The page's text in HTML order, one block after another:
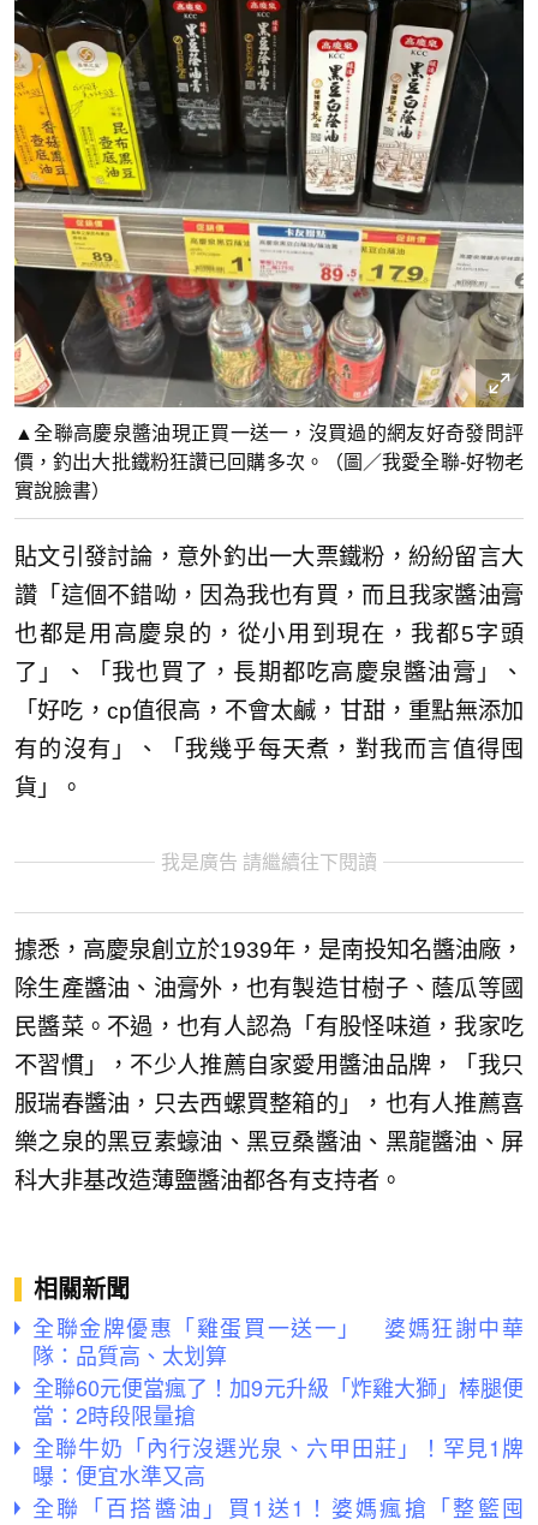
▲全聯高慶泉醬油現正買一送一，沒買過的網友好奇發問評
價，釣出大批鐵粉狂讚已回購多次。（圖／我愛全聯-好物老
實說臉書）
貼文引發討論，意外釣出一大票鐵粉，紛紛留言大
讚「這個不錯呦，因為我也有買，而且我家醬油膏
也都是用高慶泉的，從小用到現在，我都5字頭
了」、「我也買了，長期都吃高慶泉醬油膏」、
「好吃，cp值很高，不會太鹹，甘甜，重點無添加
有的沒有」、「我幾乎每天煮，對我而言值得囤
貨」。
我是廣告 請繼續往下閱讀
據悉，高慶泉創立於1939年，是南投知名醬油廠，
除生產醬油、油膏外，也有製造甘樹子、蔭瓜等國
民醬菜。不過，也有人認為「有股怪味道，我家吃
不習慣」，不少人推薦自家愛用醬油品牌，「我只
服瑞春醬油，只去西螺買整箱的」，也有人推薦喜
樂之泉的黑豆素蠔油、黑豆桑醬油、黑龍醬油、屏
科大非基改造薄鹽醬油都各有支持者。
相關新聞
全聯金牌優惠「雞蛋買一送一」 婆媽狂謝中華
隊：品質高、太划算
全聯60元便當瘋了！加9元升級「炸雞大獅」棒腿便
當：2時段限量搶
全聯牛奶「內行沒選光泉、六甲田莊」！罕見1牌
曝：便宜水準又高
全聯「百搭醬油」買1送1！婆媽瘋搶「整籃囤